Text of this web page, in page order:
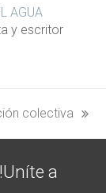
AGUA
y escritor
colectiva
a